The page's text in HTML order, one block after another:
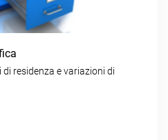
di residenza e variazioni di